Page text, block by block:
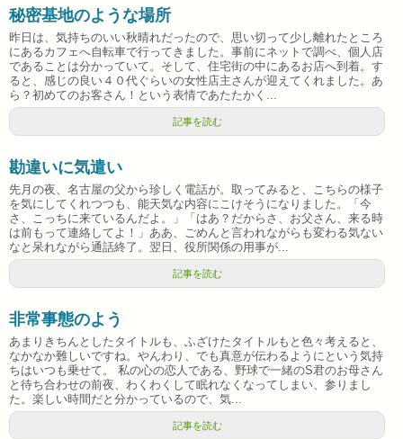
秘密基地のような場所
昨日は、気持ちのいい秋晴れだったので、思い切って少し離れたところ
にあるカフェへ自転車で行ってきました。事前にネットで調べ、個人店
であることは分かっていて。そして、住宅街の中にあるお店へ到着。す
ると、感じの良い４０代ぐらいの女性店主さんが迎えてくれました。あ
ら？初めてのお客さん！という表情であたたかく...
記事を読む
勘違いに気遣い
先月の夜、名古屋の父から珍しく電話が。取ってみると、こちらの様子
を気にしてくれつつも、能天気な内容にこけそうになりました。「今
さ、こっちに来ているんだよ。」「はあ？だからさ、お父さん、来る時
は前もって連絡してよ！」ああ、ごめんと言われながらも変わる気ない
なと呆れながら通話終了。翌日、役所関係の用事が...
記事を読む
非常事態のよう
あまりきちんとしたタイトルも、ふざけたタイトルもと色々考えると、
なかなか難しいですね。やんわり、でも真意が伝わるようにという気持
ちはいつも乗せて。 私の心の恋人である、野球で一緒のS君のお母さん
と待ち合わせの前夜、わくわくして眠れなくなってしまい、参りまし
た。楽しい時間だと分かっているので、気...
記事を読む